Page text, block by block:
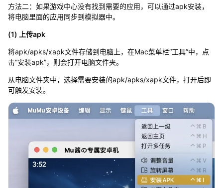
方法二：如果游戏中心没有找到需要的应用，可以通过apk安装，
将电脑里面的应用同步到模拟器中。
(1) 上传apk
将apk/apks/xapk文件存储到电脑上，在Mac菜单栏“工具”中，点
击“安装apk”，则会打开电脑文件夹。
从电脑文件夹中，选择需要安装的apk/apks/xapk文件，打开后即
可触发安装。